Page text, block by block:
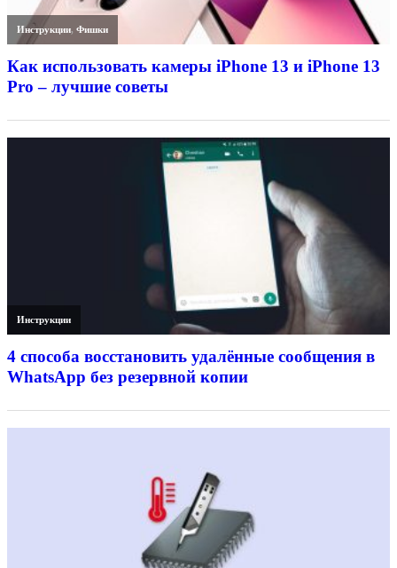
Инструкции,Фишки
Как использовать камеры iPhone 13 и iPhone 13
Pro – лучшие советы
Инструкции
4 способа восстановить удалённые сообщения в
WhatsApp без резервной копии